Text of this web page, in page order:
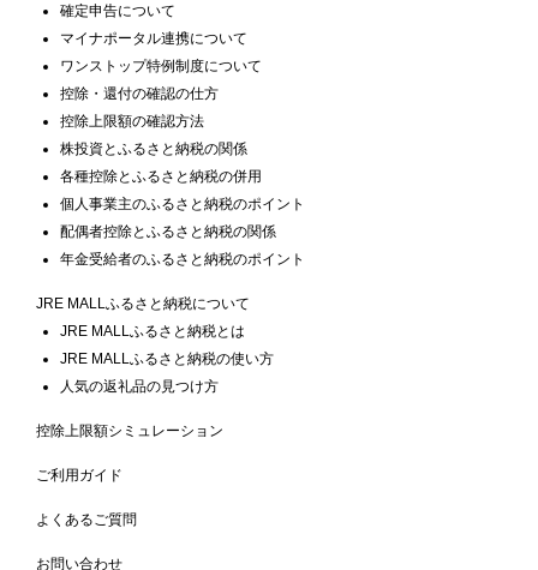
確定申告について
マイナポータル連携について
ワンストップ特例制度について
控除・還付の確認の仕方
控除上限額の確認方法
株投資とふるさと納税の関係
各種控除とふるさと納税の併用
個人事業主のふるさと納税のポイント
配偶者控除とふるさと納税の関係
年金受給者のふるさと納税のポイント
JRE MALLふるさと納税について
JRE MALLふるさと納税とは
JRE MALLふるさと納税の使い方
人気の返礼品の見つけ方
控除上限額シミュレーション
ご利用ガイド
よくあるご質問
お問い合わせ